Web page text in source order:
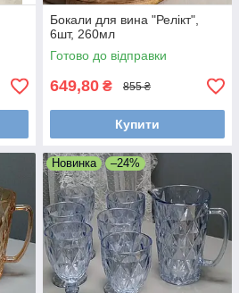
Бокали для вина "Релікт",
6шт, 260мл
Готово до відправки
649,80 ₴ 855 ₴
Купити
Новинка –24%